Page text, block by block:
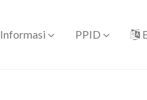
Informasi PPID